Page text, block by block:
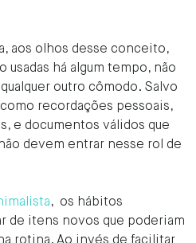
aos olhos desse conceito,
usadas há algum tempo, não
outro cômodo. Salvo
recordações pessoais,
e documentos válidos que
devem entrar nesse rol de
, os hábitos
de itens novos que poderiam